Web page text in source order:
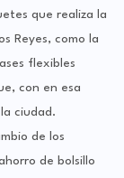
que realiza la
Reyes, como la
flexibles
con en esa
ciudad.
de los
de bolsillo